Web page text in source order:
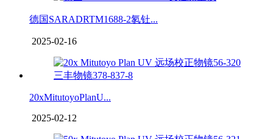
德国SARADRTM1688-2氡钍...
2025-02-16
20xMitutoyoPlanU...
2025-02-12